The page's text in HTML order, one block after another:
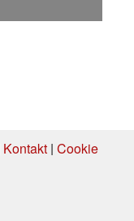
Kontakt| Cookie